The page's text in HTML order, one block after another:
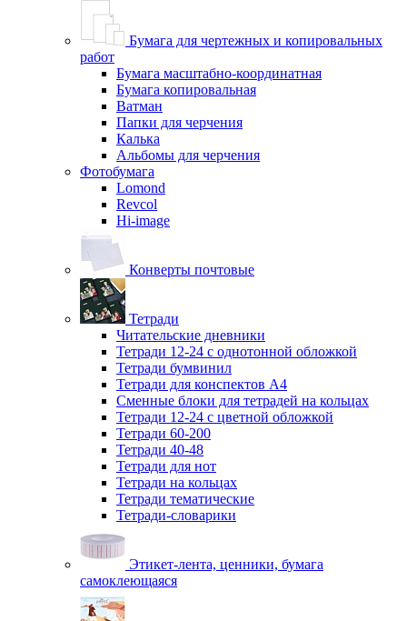
Бумага для чертежных и копировальных
работ
Бумага масштабно-координатная
Бумага копировальная
Ватман
Папки для черчения
Калька
Альбомы для черчения
Фотобумага
Lomond
Revcol
Hi-image
Конверты почтовые
Тетради
Читательские дневники
Тетради 12-24 с однотонной обложкой
Тетради бумвинил
Тетради для конспектов А4
Сменные блоки для тетрадей на кольцах
Тетради 12-24 с цветной обложкой
Тетради 60-200
Тетради 40-48
Тетради для нот
Тетради на кольцах
Тетради тематические
Тетради-словарики
Этикет-лента, ценники, бумага
самоклеющаяся